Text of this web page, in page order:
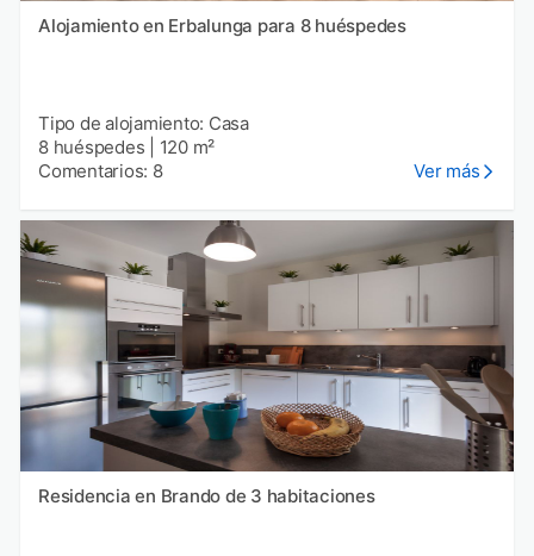
Alojamiento en Erbalunga para 8 huéspedes
Tipo de alojamiento: Casa
8 huéspedes
120 m²
Comentarios: 8
Ver más
Residencia en Brando de 3 habitaciones